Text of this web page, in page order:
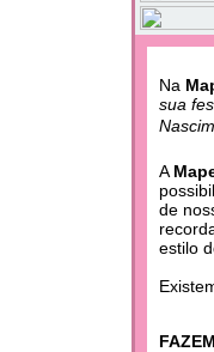
Na
sua
A
de
estilo